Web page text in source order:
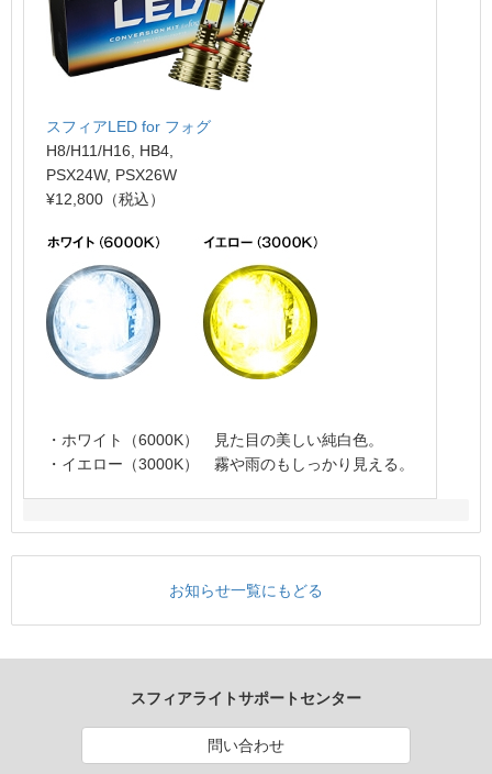
スフィアLED for フォグ
H8/H11/H16, HB4,
PSX24W, PSX26W
¥12,800（税込）
・ホワイト（6000K） 見た目の美しい純白色。
・イエロー（3000K） 霧や雨のもしっかり見える。
お知らせ一覧にもどる
スフィアライトサポートセンター
問い合わせ